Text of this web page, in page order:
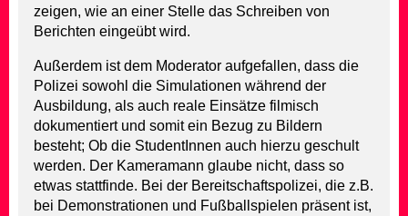
zeigen, wie an einer Stelle das Schreiben von
Berichten eingeübt wird.
Außerdem ist dem Moderator aufgefallen, dass die
Polizei sowohl die Simulationen während der
Ausbildung, als auch reale Einsätze filmisch
dokumentiert und somit ein Bezug zu Bildern
besteht; Ob die StudentInnen auch hierzu geschult
werden. Der Kameramann glaube nicht, dass so
etwas stattfinde. Bei der Bereitschaftspolizei, die z.B.
bei Demonstrationen und Fußballspielen präsent ist,